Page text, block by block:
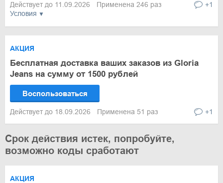
Условия
Действует до 11.09.2026 Применена 246 раз +1
АКЦИЯ
Бесплатная доставка ваших заказов из Gloria
Jeans на сумму от 1500 рублей
Воспользоваться
Действует до 18.09.2026 Применена 51 раз +1
Срок действия истек, попробуйте,
возможно коды сработают
АКЦИЯ